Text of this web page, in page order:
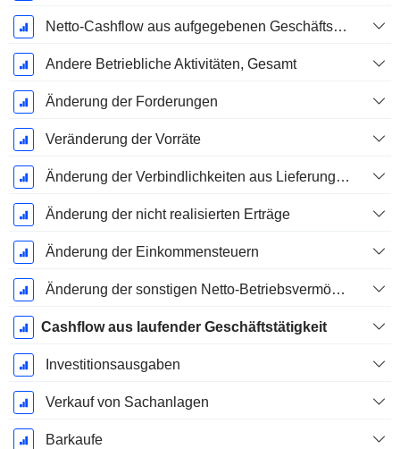
Netto-Cashflow aus aufgegebenen Geschäftsbereichen
Andere Betriebliche Aktivitäten, Gesamt
Änderung der Forderungen
Veränderung der Vorräte
Änderung der Verbindlichkeiten aus Lieferungen und Leistungen
Änderung der nicht realisierten Erträge
Änderung der Einkommensteuern
Änderung der sonstigen Netto-Betriebsvermögen
Cashflow aus laufender Geschäftstätigkeit
Investitionsausgaben
Verkauf von Sachanlagen
Barkaufe